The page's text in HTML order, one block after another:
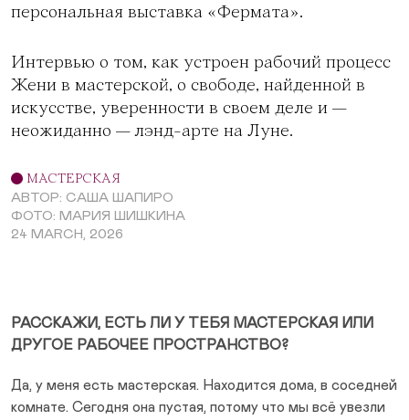
МАСТЕРСКАЯ
АВТОР: САША ШАПИРО
ФОТО: МАРИЯ ШИШКИНА
24 MARCH, 2026
персональная выставка «Фермата».
Интервью о том, как устроен рабочий процесс
Жени в мастерской, о свободе, найденной в
искусстве, уверенности в своем деле и —
неожиданно — лэнд-арте на Луне.
РАССКАЖИ, ЕСТЬ ЛИ У ТЕБЯ МАСТЕРСКАЯ ИЛИ
ДРУГОЕ РАБОЧЕЕ ПРОСТРАНСТВО?
Да, у меня есть мастерская. Находится дома, в соседней
комнате. Сегодня она пустая, потому что мы всё увезли